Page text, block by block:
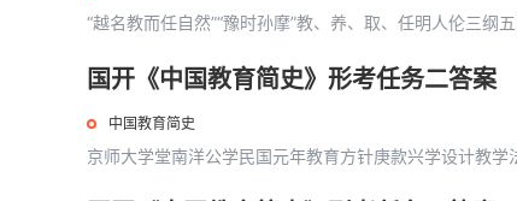
“越名教而任自然”“豫时孙摩”教、养、取、任明人伦三纲
国开《中国教育简史》形考任务二答案
中国教育简史
京师大学堂南洋公学民国元年教育方针庚款兴学设计教